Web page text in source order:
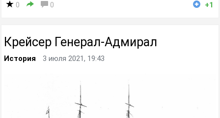
0 0 +1
Крейсер Генерал-Адмирал
История 3 июля 2021, 19:43